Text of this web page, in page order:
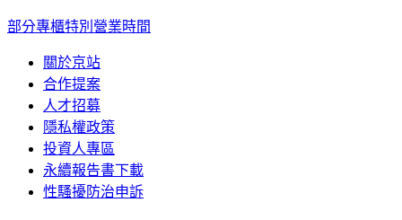
部分專櫃特別營業時間
關於京站
合作提案
人才招募
隱私權政策
投資人專區
永續報告書下載
性騷擾防治申訴